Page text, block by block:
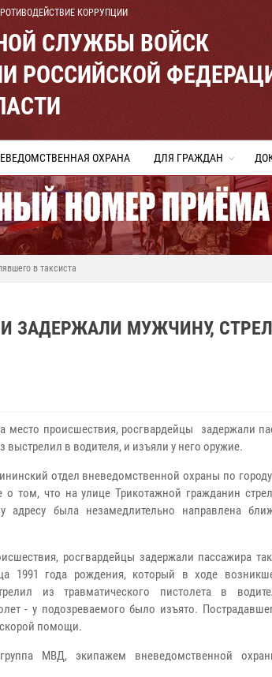
КОРРУПЦИИ
СЛУЖБЫ ВОЙСК
РОССИЙСКОЙ
ОХРАНА ДЛЯ ГРАЖДАН
в таксиста
ЗАДЕРЖАЛИ МУЖЧИНУ,
место происшествия, росгвардейцы задержали
выстрелил в водителя, и изъяли у него оружие.
отдел вневедомственной охраны по
о том, что на улице Трикотажной гражданин
адресу была незамедлительно направлена
росгвардейцы задержали пассажира
1991 года рождения, который в ходе
из травматического пистолета в
- у подозреваемого было изъято.
помощи.
МВД, экипажем вневедомственной